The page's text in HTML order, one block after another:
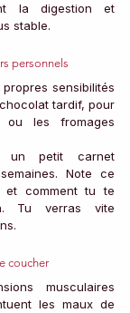
la digestion et
stable.
personnels
sensibilités
tardif, pour
ou les fromages
petit carnet
Note ce
comment tu te
Tu verras vite
coucher
musculaires
les maux de